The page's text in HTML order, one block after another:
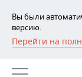
Вы были
версию.
Перейти на
РЕГИОНЫ
НОВОСТИ